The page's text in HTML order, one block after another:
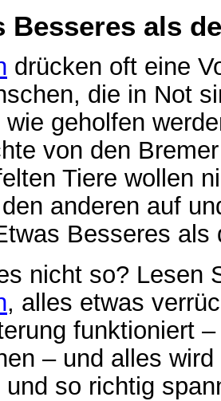
Besseres als
drücken oft eine
die in Not
wie geholfen
von den
Tiere wollen
anderen auf
Besseres
nicht so? Lesen
, alles etwas
funktioniert
– und alles
und so richtig